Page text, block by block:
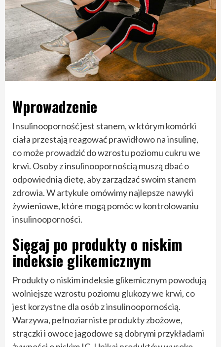
Wprowadzenie
Insulinooporność jest stanem, w którym komórki
ciała przestają reagować prawidłowo na insulinę,
co może prowadzić do wzrostu poziomu cukru we
krwi. Osoby z insulinoopornością muszą dbać o
odpowiednią dietę, aby zarządzać swoim stanem
zdrowia. W artykule omówimy najlepsze nawyki
żywieniowe, które mogą pomóc w kontrolowaniu
insulinooporności.
Sięgaj po produkty o niskim
indeksie glikemicznym
Produkty o niskim indeksie glikemicznym powodują
wolniejsze wzrostu poziomu glukozy we krwi, co
jest korzystne dla osób z insulinoopornością.
Warzywa, pełnoziarniste produkty zbożowe,
strączki i owoce jagodowe są dobrymi przykładami